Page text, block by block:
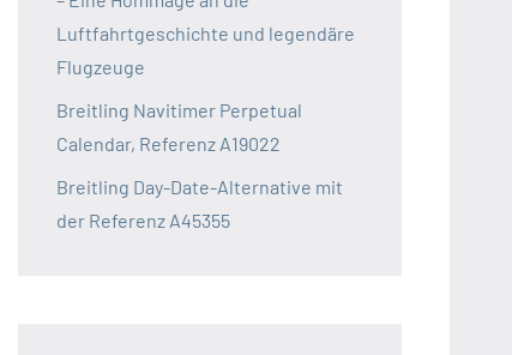
Luftfahrtgeschichte und legendäre
Flugzeuge
Breitling Navitimer Perpetual
Calendar, Referenz A19022
Breitling Day-Date-Alternative mit
der Referenz A45355